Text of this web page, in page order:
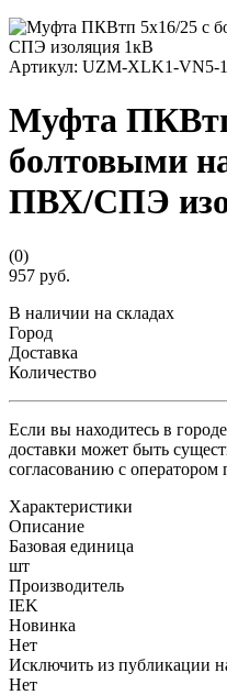
Артикул: UZM-XLK1-VN5-
Муфта
болтовыми
ПВХ/СПЭ
(0)
957 руб.
В наличии на складах
Город
Доставка
Количество
Если вы находитесь в
доставки может быть
согласованию с оператором
Характеристики
Описание
Базовая единица
шт
Производитель
IEK
Новинка
Нет
Исключить из публикации
Нет